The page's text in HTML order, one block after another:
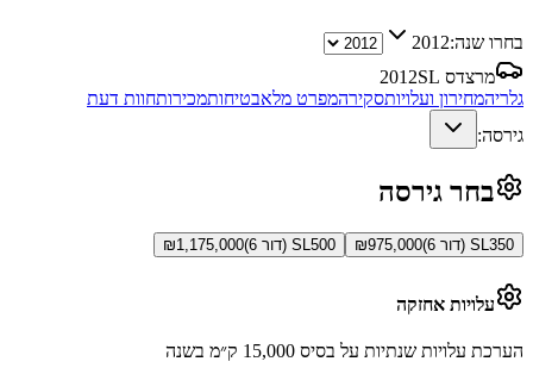
בחרו שנה:2012
מרצדס SL
2012
גלריהמחירון ועלויותסקירהמפרט מלאבטיחותמכירותחוות דעת
גירסה:
בחר גירסה
SL350 (דור 6) ₪975,000 SL500 (דור 6) ₪1,175,000
עלויות אחזקה
הערכת עלויות שנתיות על בסיס 15,000 ק״מ בשנה